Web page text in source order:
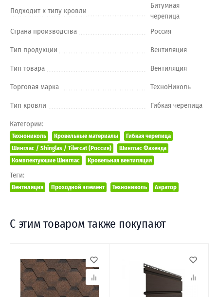
Подходит к типу кровли
Битумная
черепица
Страна производства
Россия
Тип продукции Вентиляция
Тип товара Вентиляция
Торговая марка ТехноНиколь
Тип кровли Гибкая черепица
Категории:
Технониколь Кровельные материалы
Гибкая черепица
Шинглас / Shinglas / Tilercat (Россия)
Шинглас Фазенда
Комплектуюшие Шинглас
Кровельная вентиляция
Теги:
Вентиляция Проходной элемент Технониколь Аэратор
С этим товаром также покупают